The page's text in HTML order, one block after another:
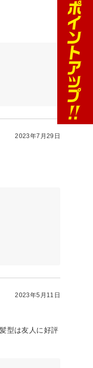
2023年7月29日
2023年5月11日
型は友人に好評